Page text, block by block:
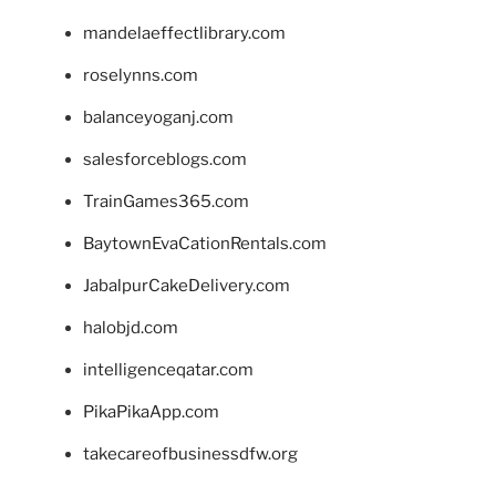
mandelaeffectlibrary.com
roselynns.com
balanceyoganj.com
salesforceblogs.com
TrainGames365.com
BaytownEvaCationRentals.com
JabalpurCakeDelivery.com
halobjd.com
intelligenceqatar.com
PikaPikaApp.com
takecareofbusinessdfw.org